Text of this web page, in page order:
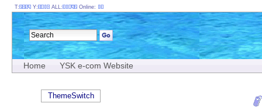
Home YSK e-com Website
T: Y: ALL: Online:
ThemeSwitch